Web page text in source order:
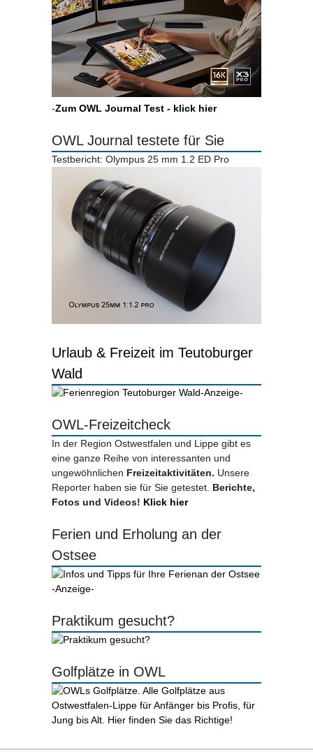
-Zum OWL Journal Test - klick hier
OWL Journal testete für Sie
Testbericht: Olympus 25 mm 1.2 ED Pro
Urlaub & Freizeit im Teutoburger
Wald
-Anzeige-
OWL-Freizeitcheck
In der Region Ostwestfalen und Lippe gibt es
eine ganze Reihe von interessanten und
ungewöhnlichen Freizeitaktivitäten. Unsere
Reporter haben sie für Sie getestet. Berichte,
Fotos und Videos! Klick hier
Ferien und Erholung an der
Ostsee
-Anzeige-
Praktikum gesucht?
Golfplätze in OWL